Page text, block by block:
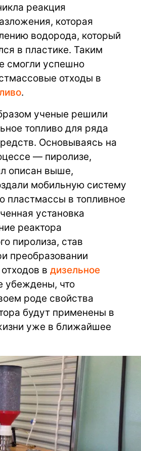
реакция
которая
водорода, который
в пластике. Таким
смогли успешно
отходы в
.
ученые решили
топливо для ряда
Основываясь на
— пиролизе,
описан выше,
мобильную систему
пластмассы в топливное
установка
реактора
пиролиза, став
преобразовании
в дизельное
убеждены, что
роде свойства
будут применены в
уже в ближайшее